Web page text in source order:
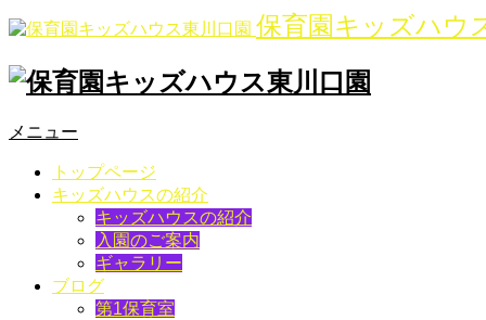
保育園キッズハウ
メニュー
トップページ
キッズハウスの紹介
キッズハウスの紹介
入園のご案内
ギャラリー
ブログ
第1保育室